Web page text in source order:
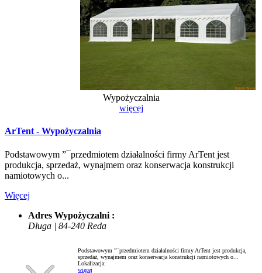
Wypożyczalnia
więcej
ArTent - Wypożyczalnia
Podstawowym ”¯przedmiotem działalności firmy ArTent jest
produkcja, sprzedaż, wynajmem oraz konserwacja konstrukcji
namiotowych o...
Więcej
Adres Wypożyczalni :
Długa | 84-240 Reda
Podstawowym ”¯przedmiotem działalności firmy ArTent jest produkcja,
sprzedaż, wynajmem oraz konserwacja konstrukcji namiotowych o...
Lokalizacja:
więcej